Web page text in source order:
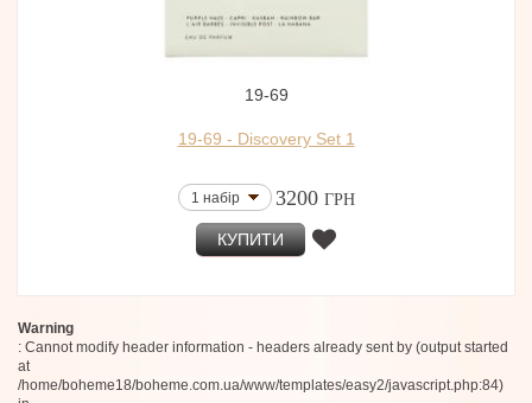
19-69
19-69 - Discovery Set 1
1 набір 3200 ГРН
КУПИТИ
Warning
: Cannot modify header information - headers already sent by (output started
at
/home/boheme18/boheme.com.ua/www/templates/easy2/javascript.php:84)